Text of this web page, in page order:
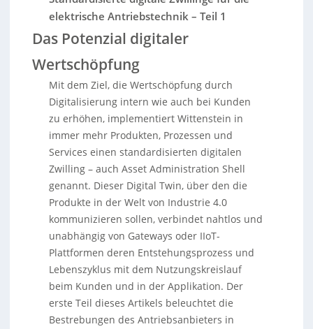
elektrische Antriebstechnik – Teil 1
Das Potenzial digitaler
Wertschöpfung
Mit dem Ziel, die Wertschöpfung durch
Digitalisierung intern wie auch bei Kunden
zu erhöhen, implementiert Wittenstein in
immer mehr Produkten, Prozessen und
Services einen standardisierten digitalen
Zwilling – auch Asset Administration Shell
genannt. Dieser Digital Twin, über den die
Produkte in der Welt von Industrie 4.0
kommunizieren sollen, verbindet nahtlos und
unabhängig von Gateways oder IIoT-
Plattformen deren Entstehungsprozess und
Lebenszyklus mit dem Nutzungskreislauf
beim Kunden und in der Applikation. Der
erste Teil dieses Artikels beleuchtet die
Bestrebungen des Antriebsanbieters in